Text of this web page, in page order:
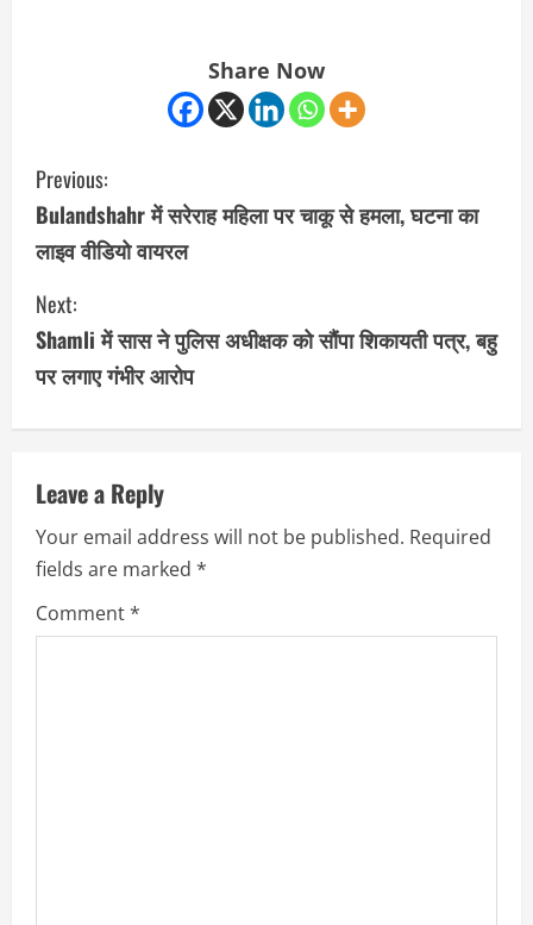
Share Now
C
o
n
t
i
n
e
R
e
Previous:
Bulandshahr में सरेराह महिला पर चाकू से हमला, घटना का
लाइव वीडियो वायरल
Next:
Shamli में सास ने पुलिस अधीक्षक को सौंपा शिकायती पत्र, बहु
पर लगाए गंभीर आरोप
Leave a Reply
Your email address will not be published. Required
fields are marked *
Comment*